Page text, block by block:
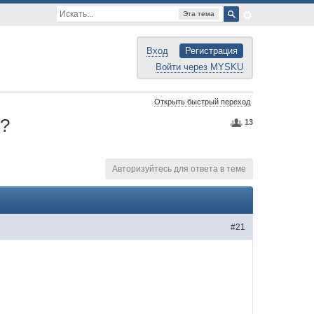
Эта тема
Вход
Регистрация
Войти через MYSKU
Открыть быстрый переход
13
Авторизуйтесь для ответа в теме
#21